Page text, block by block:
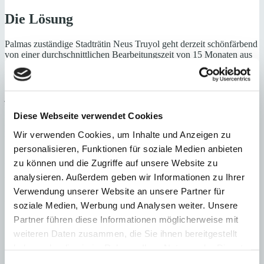
Diese Webseite verwendet Cookies
Wir verwenden Cookies, um Inhalte und Anzeigen zu
personalisieren, Funktionen für soziale Medien anbieten
zu können und die Zugriffe auf unsere Website zu
analysieren. Außerdem geben wir Informationen zu Ihrer
Verwendung unserer Website an unsere Partner für
soziale Medien, Werbung und Analysen weiter. Unsere
Partner führen diese Informationen möglicherweise mit
weiteren Daten zusammen, die Sie ihnen bereitgestellt
Die Lösung
Palmas zuständige Stadträtin Neus Truyol geht derzeit schönfärbend
von einer durchschnittlichen Bearbeitungszeit von 15 Monaten aus
und macht einen Personalmangel dafür verantwortlich. Sie
verschweigt dabei, dass das Gesetz für die Erledigung einer
Raumplanung in Palmas Rathaus in diesem Jahr über 500.000 €
könne. Zu wenig, sagen die Experten. Die zusätzlichen Mittel
reichten bei weitem nicht aus, die Altbestände der nicht erledigten
Anträge abzuarbeiten.
Weitere Infos erhalten Sie auf dieser Seite:Bauen auf Mallorca
Update vom 13.11.2020
Da sich seit Februar 2020 bei der verzögerlichen Bearbeitung von
Bauanträgen kaum Besserungen ergeben hat, ist nun der
Branchenverband ACB noch einmal direkt bei der